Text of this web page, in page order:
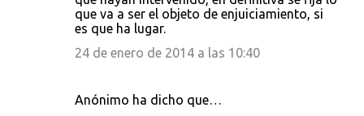
que va a ser el objeto de enjuiciamiento, si
es que ha lugar.
24 de enero de 2014 a las 10:40
Anónimo ha dicho que…